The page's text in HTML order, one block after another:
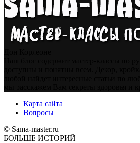
Карта сайта
Вопросы
© Sama-master.ru
БОЛЬШЕ ИСТОРИЙ